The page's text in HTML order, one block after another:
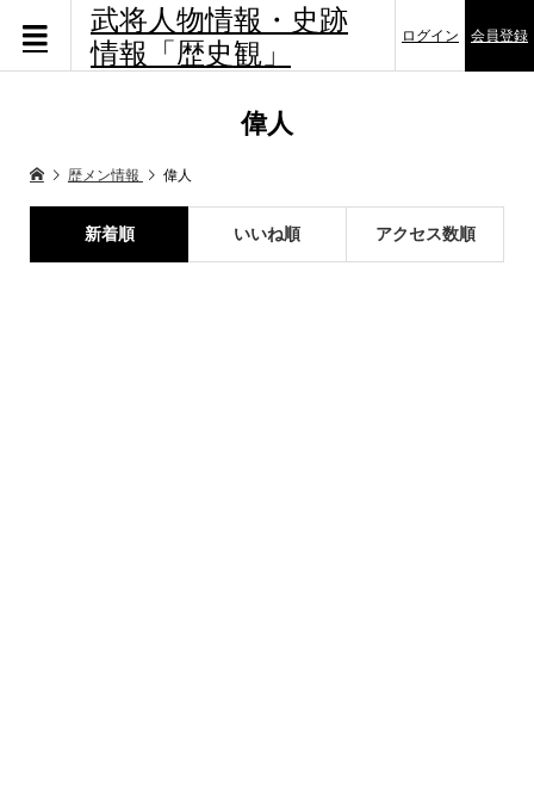
武将人物情報・史跡
情報「歴史観」
ログイン 会員登録
偉人
歴メン情報 偉人
新着順 いいね順 アクセス数順